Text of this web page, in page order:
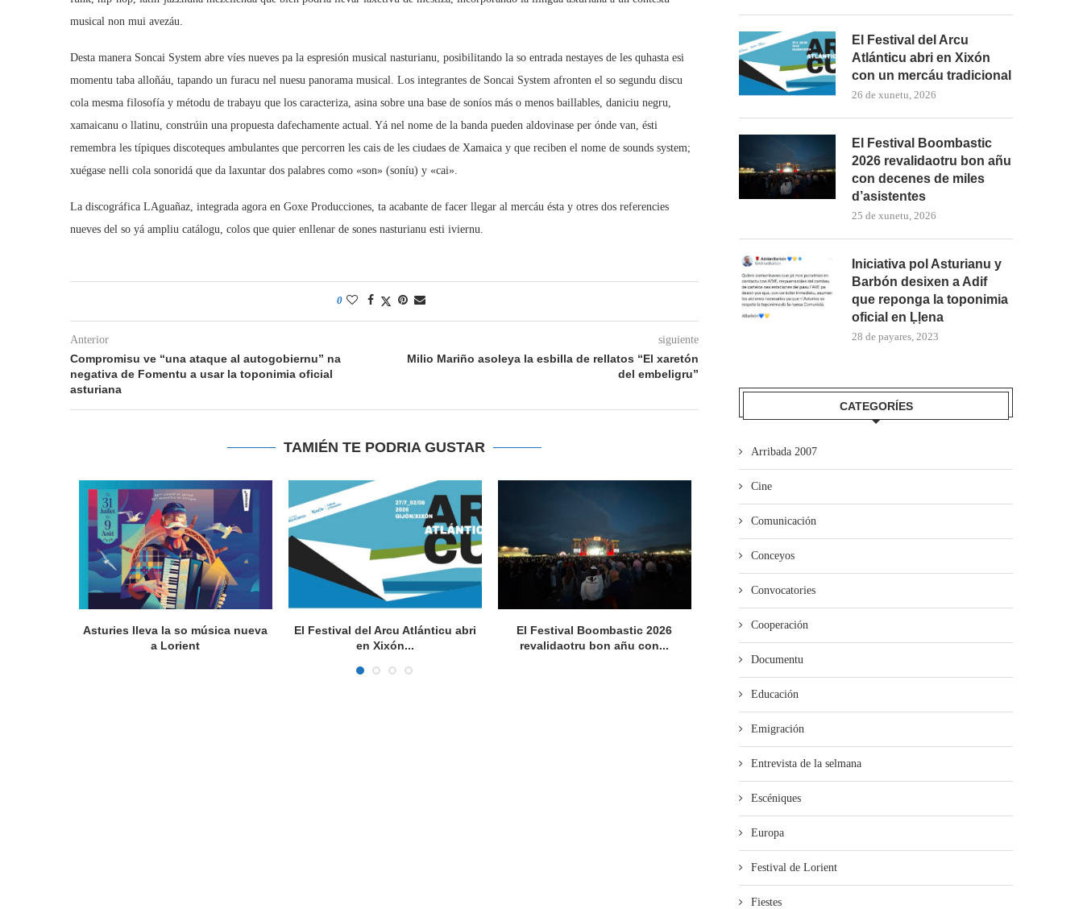
musical non mui avezáu.
Desta manera Soncai System abre víes nueves pa la espresión musical nasturianu, posibilitando la so entrada nestayes de les quhasta esi
momentu taba alloñáu, tapando un furacu nel nuesu panorama musical. Los integrantes de Soncai System afronten el so segundu discu
cola mesma filosofía y métodu de trabayu que los caracteriza, asina sobre una base de soníos más o menos baillables, daniciu negru,
xamaicanu o llatinu, constrúin una propuesta dafechamente actual. Yá nel nome de la banda pueden aldovinase per ónde van, ésti
remembra les típiques discoteques ambulantes que percorren les cais de les ciudaes de Xamaica y que reciben el nome de sounds system;
xuégase nelli cola sonoridá que da laxuntar dos palabres como «son» (soníu) y «cai».
La discográfica LAguañaz, integrada agora en Goxe Producciones, ta acabante de facer llegar al mercáu ésta y otres dos referencies
nueves del so yá ampliu catálogu, colos que quier enllenar de sones nasturianu esti iviernu.
0
Anterior
Compromisu ve “una ataque al autogobiernu” na
negativa de Fomentu a usar la toponimia oficial
asturiana
siguiente
Milio Mariño asoleya la esbilla de rellatos “El xaretón
del embeligru”
TAMIÉN TE PODRIA GUSTAR
Asturies lleva la so música nueva
a Lorient
El Festival del Arcu Atlánticu abri
en Xixón...
El Festival Boombastic 2026
revalidaotru bon añu con...
Semando Son amuesa’l nuevu folk
asturiano
mercáu con...
El Festival del Arcu
Atlánticu abri en Xixón
con un mercáu tradicional
26 de xunetu, 2026
El Festival Boombastic
2026 revalidaotru bon añu
con decenes de miles
d’asistentes
25 de xunetu, 2026
Iniciativa pol Asturianu y
Barbón desixen a Adif
que reponga la toponimia
oficial en Ḷḷena
28 de payares, 2023
CATEGORÍES
Arribada 2007
Cine
Comunicación
Conceyos
Convocatories
Cooperación
Documentu
Educación
Emigración
Entrevista de la selmana
Escéniques
Europa
Festival de Lorient
Fiestes